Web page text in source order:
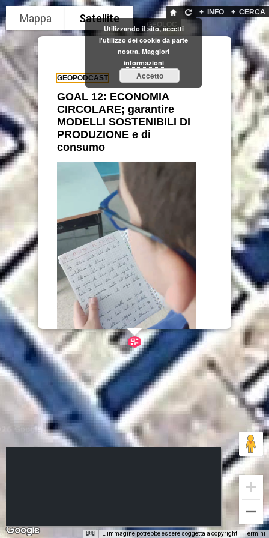
+ CERCA
+ INFO
GEOLOC
Utilizzando il sito, accetti
l'utilizzo dei cookie da parte
nostra. Maggiori
informazioni
Accetto